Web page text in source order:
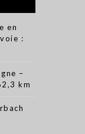
en
:
–
km